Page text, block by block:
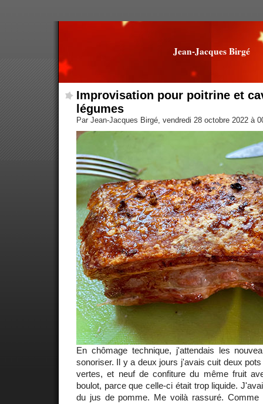
Jean-Jacques Birgé
Improvisation pour poitrine et
légumes
Par Jean-Jacques Birgé, vendredi 28 octobre 2022 à
En chômage technique, j'attendais les
sonoriser. Il y a deux jours j'avais cuit deux
vertes, et neuf de confiture du même fruit
boulot, parce que celle-ci était trop liquide.
du jus de pomme. Me voilà rassuré. Comme